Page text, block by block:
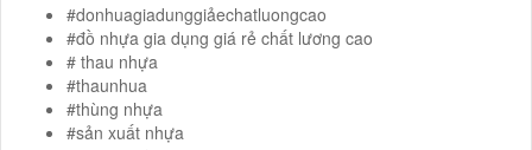
#donhuagiadunggiảechatluongcao
#đồ nhựa gia dụng giá rẻ chất lương cao
# thau nhựa
#thaunhua
#thùng nhựa
#sản xuất nhựa